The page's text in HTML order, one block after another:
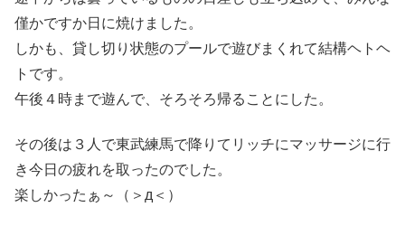
僅かですか日に焼けました。
しかも、貸し切り状態のプールで遊びまくれて結構ヘトヘ
トです。
午後４時まで遊んで、そろそろ帰ることにした。
その後は３人で東武練馬で降りてリッチにマッサージに行
き今日の疲れを取ったのでした。
楽しかったぁ～（＞д＜）